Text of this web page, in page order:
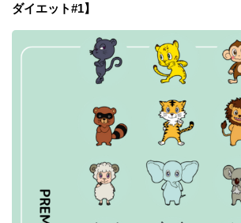
ダイエット#1】